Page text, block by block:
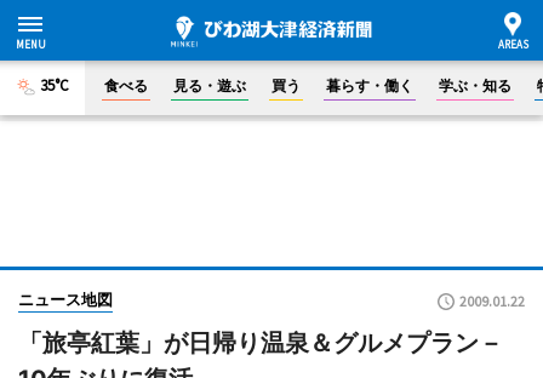
35°C 食べる 見る・遊ぶ 買う 暮らす・働く 学ぶ・知る
ニュース地図 2009.01.22
「旅亭紅葉」が日帰り温泉＆グルメプラン－